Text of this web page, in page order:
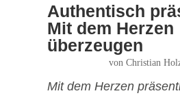
Authentisch
Mit dem Herzen
überzeugen
von Christian
Mit dem Herzen